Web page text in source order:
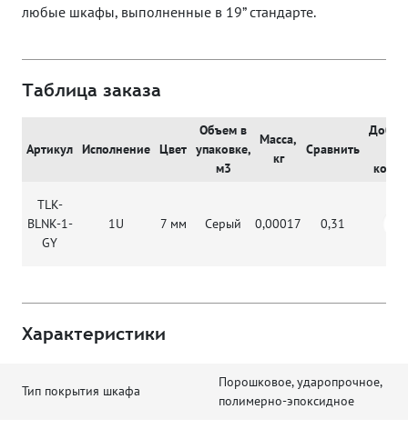
любые шкафы, выполненные в 19” стандарте.
Таблица заказа
Артикул Исполнение Цвет
Объем в
упаковке,
м3
Масса,
кг
Сравнить
TLK-
BLNK-1-
GY
1U 7 мм Серый 0,00017 0,31
Характеристики
Тип покрытия шкафа
Порошковое, ударопрочное,
полимерно-эпоксидное